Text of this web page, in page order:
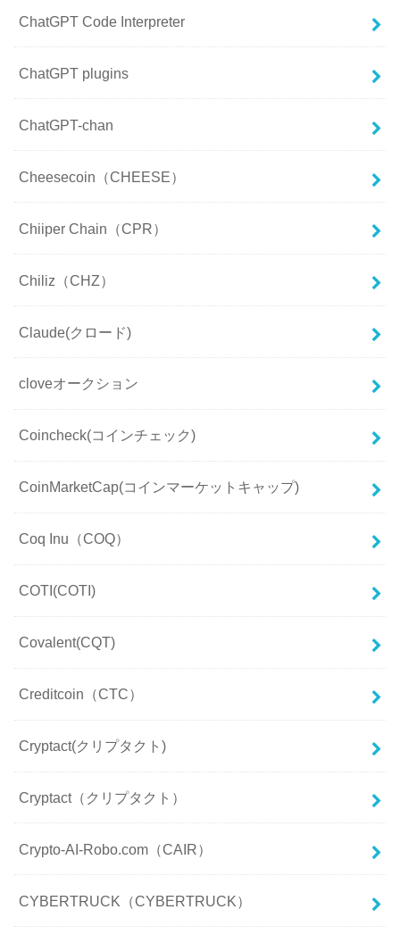
ChatGPT Code Interpreter
ChatGPT plugins
ChatGPT-chan
Cheesecoin（CHEESE）
Chiiper Chain（CPR）
Chiliz（CHZ）
Claude(クロード)
cloveオークション
Coincheck(コインチェック)
CoinMarketCap(コインマーケットキャップ)
Coq Inu（COQ）
COTI(COTI)
Covalent(CQT)
Creditcoin（CTC）
Cryptact(クリプタクト)
Cryptact（クリプタクト）
Crypto-AI-Robo.com（CAIR）
CYBERTRUCK（CYBERTRUCK）